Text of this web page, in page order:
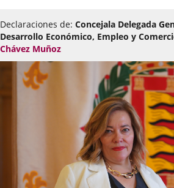
Declaraciones de: Concejala Delegada
Desarrollo Económico, Empleo y
Chávez Muñoz